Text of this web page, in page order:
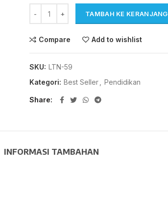
TAMBAH KE KERANJANG
Compare Add to wishlist
SKU: LTN-59
Kategori: Best Seller Pendidikan
Share
INFORMASI TAMBAHAN